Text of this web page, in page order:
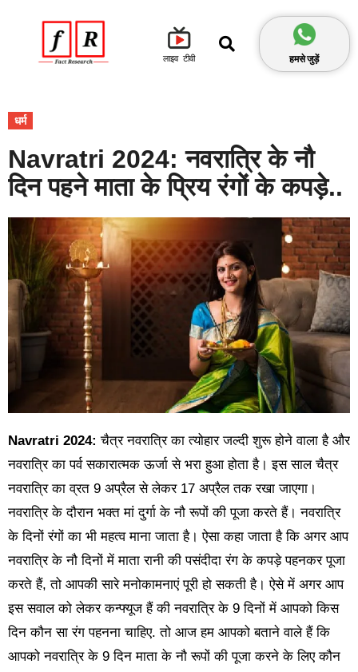
लाइव टीवी हमसे जुड़ें
धर्म
Navratri 2024: नवरात्रि के नौ
दिन पहने माता के प्रिय रंगों के कपड़े..
Navratri 2024: चैत्र नवरात्रि का त्योहार जल्दी शुरू होने वाला है और
नवरात्रि का पर्व सकारात्मक ऊर्जा से भरा हुआ होता है। इस साल चैत्र
नवरात्रि का व्रत 9 अप्रैल से लेकर 17 अप्रैल तक रखा जाएगा।
नवरात्रि के दौरान भक्त मां दुर्गा के नौ रूपों की पूजा करते हैं। नवरात्रि
के दिनों रंगों का भी महत्व माना जाता है। ऐसा कहा जाता है कि अगर आप
नवरात्रि के नौ दिनों में माता रानी की पसंदीदा रंग के कपड़े पहनकर पूजा
करते हैं, तो आपकी सारे मनोकामनाएं पूरी हो सकती है। ऐसे में अगर आप
इस सवाल को लेकर कन्फ्यूज हैं की नवरात्रि के 9 दिनों में आपको किस
दिन कौन सा रंग पहनना चाहिए. तो आज हम आपको बताने वाले हैं कि
आपको नवरात्रि के 9 दिन माता के नौ रूपों की पूजा करने के लिए कौन